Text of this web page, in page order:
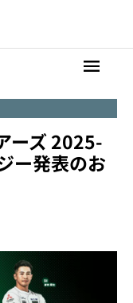
ーズ 2025-
ー発表のお